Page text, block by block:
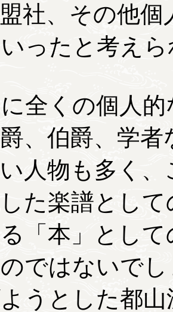
社、その他
ったと考え
全くの個人
、伯爵、学
人物も多く
た楽譜とし
「本」とし
ではないで
うとした都